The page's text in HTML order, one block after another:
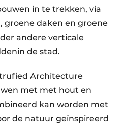
in te trekken, via
daken en groene
andere verticale
de stad.
Architecture
met met hout en
kan worden met
de natuur geïnspireerd